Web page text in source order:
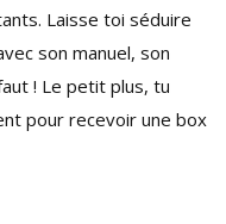
Laisse toi séduire
son manuel, son
! Le petit plus, tu
pour recevoir une box